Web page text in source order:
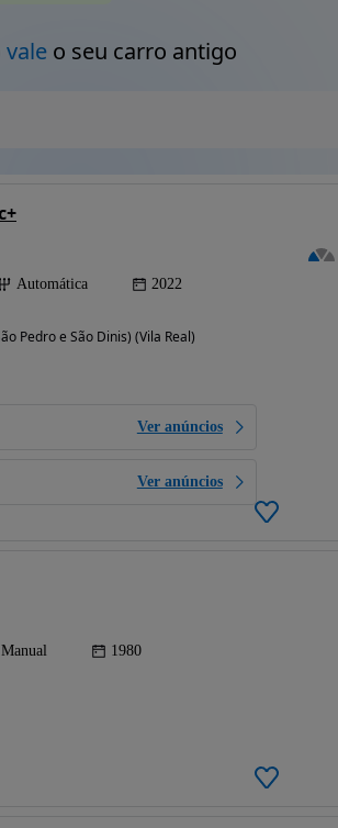
valeo seu carro antigo
Automática 2022
Pedro e São Dinis) (Vila Real)
Ver anúncios
Ver anúncios
Manual 1980